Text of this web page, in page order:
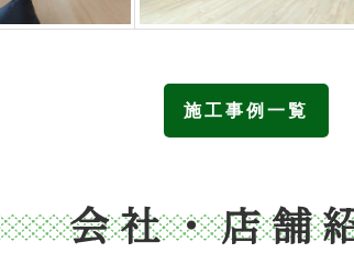
施工事例一覧
会社・店舗